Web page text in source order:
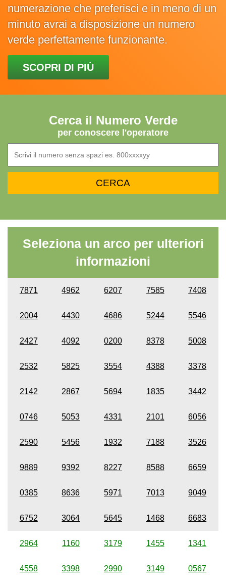
numerazione che preferisci e in meno di un
minuto avrai a disposizione un numero
verde perfettamente funzionante.
SCOPRI DI PIÙ
Cerca il Numero Verde
per conoscere l'operatore
Seleziona un arco per ulteriori
informazioni
7871 4962 6207 7585 7408
2004 4430 4686 5244 5546
2427 4092 0200 8378 5008
2532 5825 3554 4388 3378
2142 2867 5694 1835 3442
0746 5053 4331 2101 6056
2590 5456 1932 7188 3526
9889 9392 8227 8588 6659
0385 8636 5971 7013 9049
6752 3064 5645 1468 6683
2964 1160 3179 1455 1341
4558 3398 2990 3149 0567